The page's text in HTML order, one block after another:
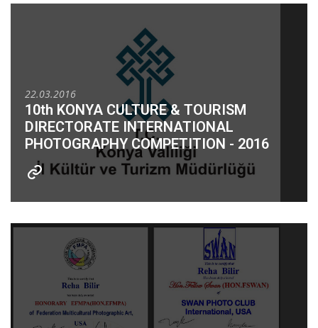
22.03.2016
10th KONYA CULTURE & TOURISM
DIRECTORATE INTERNATIONAL
PHOTOGRAPHY COMPETITION - 2016